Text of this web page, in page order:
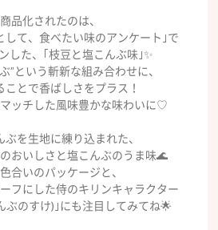
品化されたのは、
して、食べたい味のアンケート｣で
した、｢枝豆と塩こんぶ味｣✨
”という斬新な組み合わせに、
ことで香ばしさをプラス！
ッチした風味豊かな味わいに♡
を生地に練り込まれた、
おいしさと塩こんぶのうま味🌊
合いのパッケージと、
フにした侍のキリンキャラクター
ぶのすけ)｣にも注目してみてね🌟